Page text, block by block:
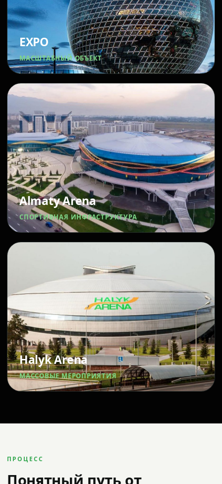
EXPO
МАСШТАБНЫЙ ОБЪЕКТ
Almaty Arena
СПОРТИВНАЯ ИНФРАСТРУКТУРА
Halyk Arena
МАССОВЫЕ МЕРОПРИЯТИЯ
ПРОЦЕСС
Понятный путь от